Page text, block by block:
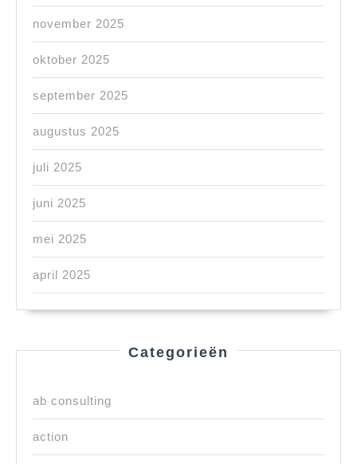
november 2025
oktober 2025
september 2025
augustus 2025
juli 2025
juni 2025
mei 2025
april 2025
Categorieën
ab consulting
action